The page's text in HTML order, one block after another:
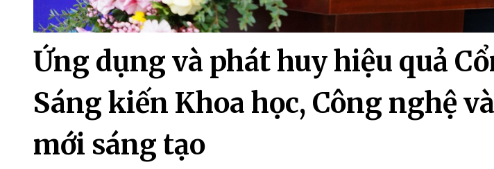
Ứng dụng và phát huy hiệu quả
Sáng kiến Khoa học, Công nghệ
mới sáng tạo